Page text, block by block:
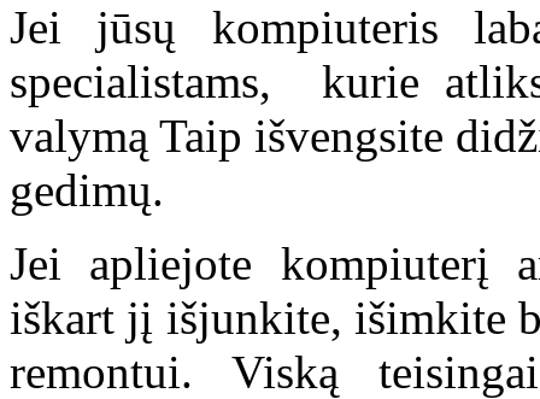
Jei jūsų kompiuteris
specialistams, kurie
valymą Taip išvengsite
gedimų.
Jei apliejote kompiuterį
iškart jį išjunkite, išimkite
remontui. Viską